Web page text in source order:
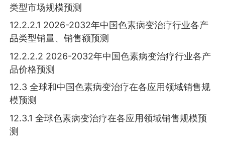
类型市场规模预测
12.2.2.1 2026-2032年中国色素病变治疗行业各产
品类型销量、销售额预测
12.2.2.2 2026-2032年中国色素病变治疗行业各产
品价格预测
12.3 全球和中国色素病变治疗在各应用领域销售规
模预测
12.3.1 全球色素病变治疗在各应用领域销售规模预
测